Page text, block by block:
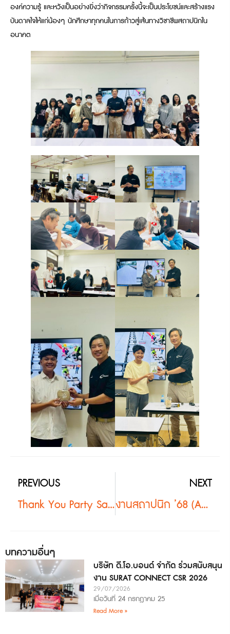
องค์ความรู้ และหวังเป็นอย่างยิ่งว่ากิจกรรมครั้งนี้จะเป็นประโยชน์และสร้างแรง
บันดาลใจให้แก่น้องๆ นักศึกษาทุกคนในการก้าวสู่เส้นทางวิชาชีพสถาปนิกใน
อนาคต
PREVIOUS
Thank You Party Samui – เฉวง
NEXT
งานสถาปนิก ’68 (ASA อีสาน)
บทความอื่นๆ
บริษัท ดี.โอ.บอนด์ จำกัด ร่วมสนับสนุน
งาน SURAT CONNECT CSR 2026
29/07/2026
เมื่อวันที่ 24 กรกฎาคม 25
Read More »